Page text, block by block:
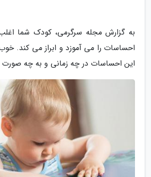
به گزارش مجله سرگرمی، کودک شما
احساسات را می آموزد و ابراز می کند.
این احساسات در چه زمانی و به چه صورت